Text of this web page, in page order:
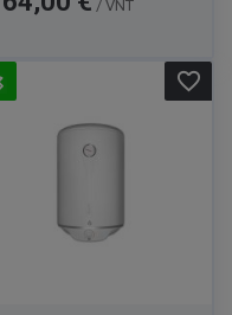
/ VNT
favorite_border